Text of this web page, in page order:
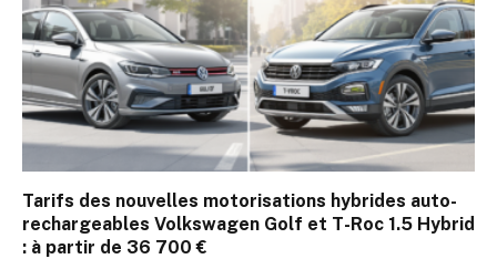
Tarifs des nouvelles motorisations hybrides auto-
rechargeables Volkswagen Golf et T-Roc 1.5 Hybrid
: à partir de 36 700 €